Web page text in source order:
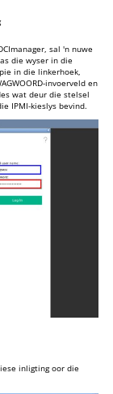
sal 'n nuwe
die wyser in die
in die linkerhoek,
invoerveld en
wat deur die stelsel
IPMI-kieslys bevind.
inligting oor die